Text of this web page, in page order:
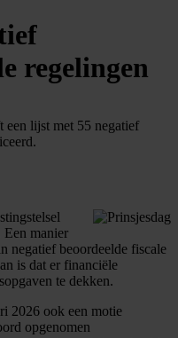
regelingen
een lijst met 55 negatief
Een manier
negatief beoordeelde fiscale
is dat er financiële
te dekken.
2026 ook een motie
opgenomen